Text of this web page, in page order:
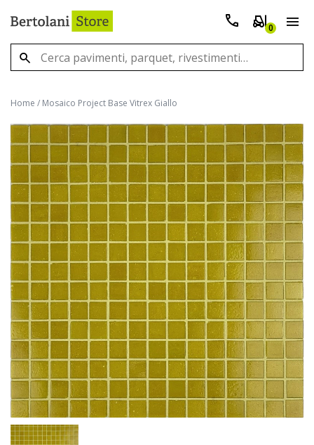
0
Home / Mosaico Project Base Vitrex Giallo